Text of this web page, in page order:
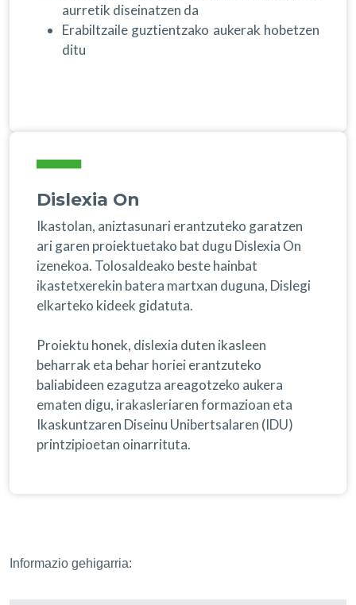
aurretik diseinatzen da
Erabiltzaile guztientzako aukerak hobetzen
ditu
Dislexia On
Ikastolan, aniztasunari erantzuteko garatzen
ari garen proiektuetako bat dugu Dislexia On
izenekoa. Tolosaldeako beste hainbat
ikastetxerekin batera martxan duguna, Dislegi
elkarteko kideek gidatuta.
Proiektu honek, dislexia duten ikasleen
beharrak eta behar horiei erantzuteko
baliabideen ezagutza areagotzeko aukera
ematen digu, irakasleriaren formazioan eta
Ikaskuntzaren Diseinu Unibertsalaren (IDU)
printzipioetan oinarrituta.
Informazio gehigarria: